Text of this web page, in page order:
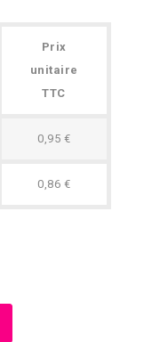
Prix
unitaire
TTC
0,95 €
0,86 €